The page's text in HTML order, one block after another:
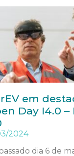
em
Day I4.0
2024
dia 6 de